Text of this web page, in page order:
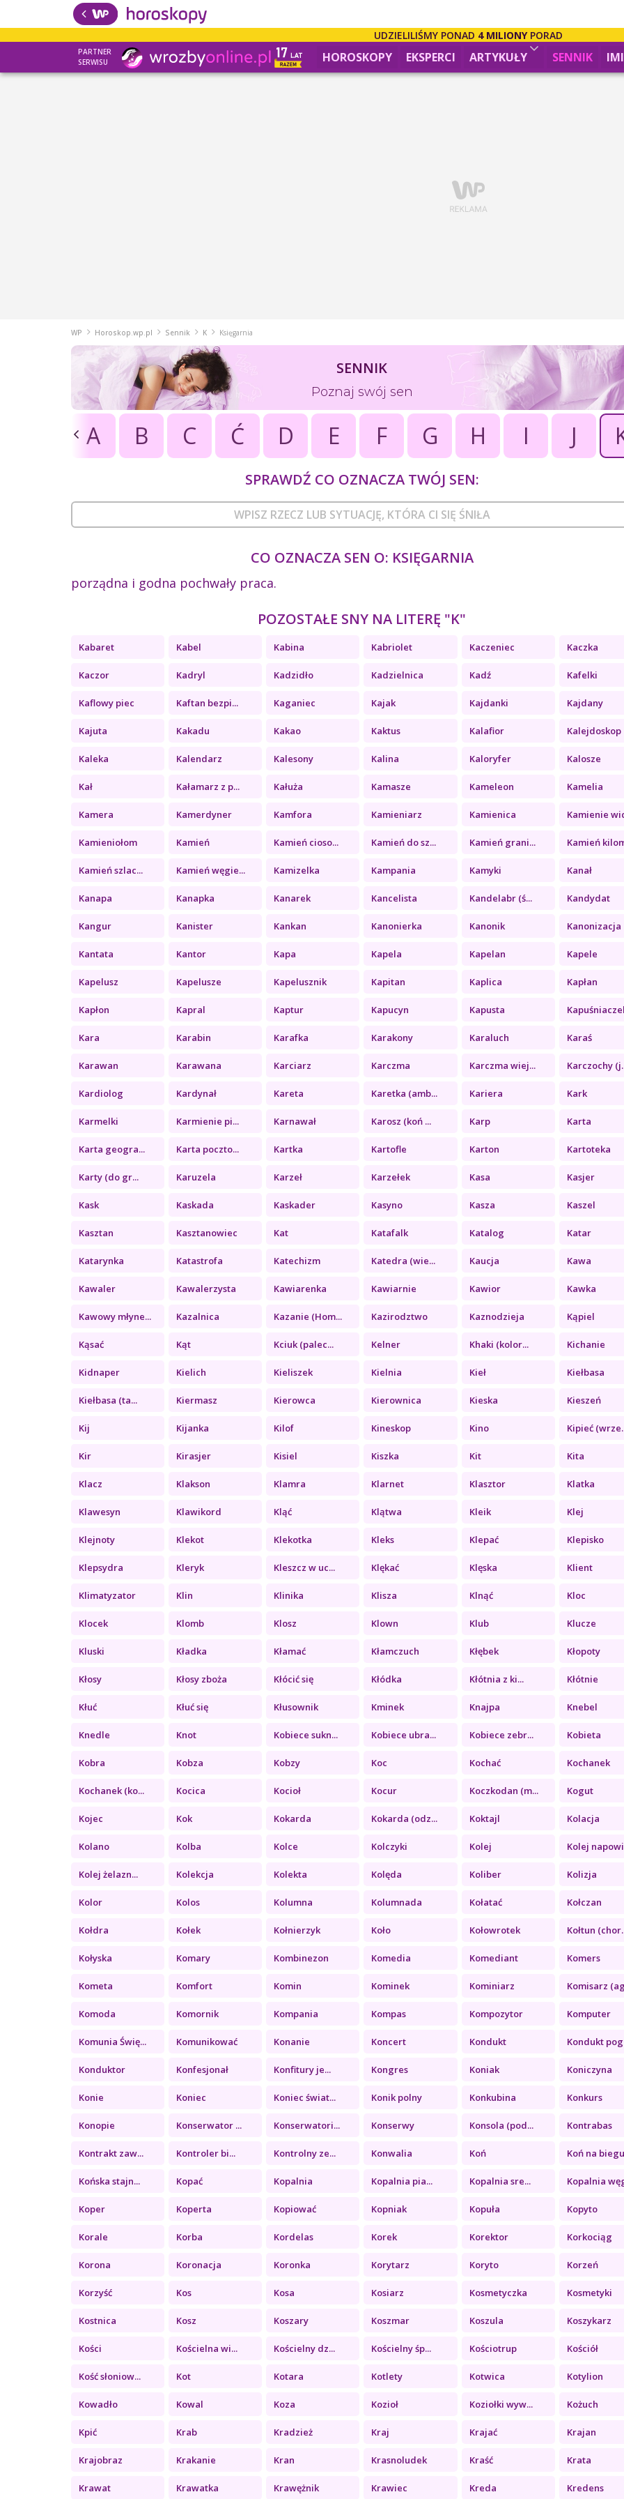
UDZIELILIŚMY PONAD 4 MILIONYPORAD
PARTNER
SERWISU
HOROSKOPY EKSPERCI ARTYKUŁY SENNIK
WP Horoskop.wp.pl Sennik K Księgarnia
SENNIK
Poznaj swój sen
A B C Ć D E F G H I J
SPRAWDŹ CO OZNACZA TWÓJ SEN:
CO OZNACZA SEN O: KSIĘGARNIA
porządna i godna pochwały praca.
POZOSTAŁE SNY NA LITERĘ "K"
Kabaret Kabel Kabina Kabriolet Kaczeniec Kaczka
Kaczor Kadryl Kadzidło Kadzielnica Kadź Kafelki
Kaflowy piec Kaftan bezpi... Kaganiec Kajak Kajdanki Kajdany
Kajuta Kakadu Kakao Kaktus Kalafior Kalejdoskop
Kaleka Kalendarz Kalesony Kalina Kaloryfer Kalosze
Kał Kałamarz z p... Kałuża Kamasze Kameleon Kamelia
Kamera Kamerdyner Kamfora Kamieniarz Kamienica Kamienie
Kamieniołom Kamień Kamień cioso... Kamień do sz... Kamień grani... Kamień
Kamień szlac... Kamień węgie... Kamizelka Kampania Kamyki Kanał
Kanapa Kanapka Kanarek Kancelista Kandelabr (ś... Kandydat
Kangur Kanister Kankan Kanonierka Kanonik Kanonizacja
Kantata Kantor Kapa Kapela Kapelan Kapele
Kapelusz Kapelusze Kapelusznik Kapitan Kaplica Kapłan
Kapłon Kapral Kaptur Kapucyn Kapusta
Kara Karabin Karafka Karakony Karaluch Karaś
Karawan Karawana Karciarz Karczma Karczma wiej... Karczochy
Kardiolog Kardynał Kareta Karetka (amb... Kariera Kark
Karmelki Karmienie pi... Karnawał Karosz (koń ... Karp Karta
Karta geogra... Karta poczto... Kartka Kartofle Karton Kartoteka
Karty (do gr... Karuzela Karzeł Karzełek Kasa Kasjer
Kask Kaskada Kaskader Kasyno Kasza Kaszel
Kasztan Kasztanowiec Kat Katafalk Katalog Katar
Katarynka Katastrofa Katechizm Katedra (wie... Kaucja Kawa
Kawaler Kawalerzysta Kawiarenka Kawiarnie Kawior Kawka
Kawowy młyne... Kazalnica Kazanie (Hom... Kazirodztwo Kaznodzieja Kąpiel
Kąsać Kąt Kciuk (palec... Kelner Khaki (kolor... Kichanie
Kidnaper Kielich Kieliszek Kielnia Kieł Kiełbasa
Kiełbasa (ta... Kiermasz Kierowca Kierownica Kieska Kieszeń
Kij Kijanka Kilof Kineskop Kino Kipieć
Kir Kirasjer Kisiel Kiszka Kit Kita
Klacz Klakson Klamra Klarnet Klasztor Klatka
Klawesyn Klawikord Kląć Klątwa Kleik Klej
Klejnoty Klekot Klekotka Kleks Klepać Klepisko
Klepsydra Kleryk Kleszcz w uc... Klękać Klęska Klient
Klimatyzator Klin Klinika Klisza Klnąć Kloc
Klocek Klomb Klosz Klown Klub Klucze
Kluski Kładka Kłamać Kłamczuch Kłębek Kłopoty
Kłosy Kłosy zboża Kłócić się Kłódka Kłótnia z ki... Kłótnie
Kłuć Kłuć się Kłusownik Kminek Knajpa Knebel
Knedle Knot Kobiece sukn... Kobiece ubra... Kobiece zebr... Kobieta
Kobra Kobza Kobzy Koc Kochać Kochanek
Kochanek (ko... Kocica Kocioł Kocur Koczkodan (m... Kogut
Kojec Kok Kokarda Kokarda (odz... Koktajl Kolacja
Kolano Kolba Kolce Kolczyki Kolej Kolej
Kolej żelazn... Kolekcja Kolekta Kolęda Koliber Kolizja
Kolor Kolos Kolumna Kolumnada Kołatać Kołczan
Kołdra Kołek Kołnierzyk Koło Kołowrotek Kołtun
Kołyska Komary Kombinezon Komedia Komediant Komers
Kometa Komfort Komin Kominek Kominiarz Komisarz
Komoda Komornik Kompania Kompas Kompozytor Komputer
Komunia Świę... Komunikować Konanie Koncert Kondukt Kondukt
Konduktor Konfesjonał Konfitury je... Kongres Koniak Koniczyna
Konie Koniec Koniec świat... Konik polny Konkubina Konkurs
Konopie Konserwator ... Konserwatori... Konserwy Konsola (pod... Kontrabas
Kontrakt zaw... Kontroler bi... Kontrolny ze... Konwalia Koń Koń na
Końska stajn... Kopać Kopalnia Kopalnia pia... Kopalnia sre... Kopalnia
Koper Koperta Kopiować Kopniak Kopuła Kopyto
Korale Korba Kordelas Korek Korektor Korkociąg
Korona Koronacja Koronka Korytarz Koryto Korzeń
Korzyść Kos Kosa Kosiarz Kosmetyczka Kosmetyki
Kostnica Kosz Koszary Koszmar Koszula Koszykarz
Kości Kościelna wi... Kościelny dz... Kościelny śp... Kościotrup Kościół
Kość słoniow... Kot Kotara Kotlety Kotwica Kotylion
Kowadło Kowal Koza Kozioł Koziołki wyw... Kożuch
Kpić Krab Kradzież Kraj Krajać Krajan
Krajobraz Krakanie Kran Krasnoludek Kraść Krata
Krawat Krawatka Krawężnik Krawiec Kreda Kredens